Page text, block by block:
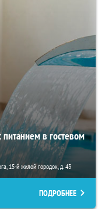
в гостевом
15-й жилой городок, д. 43
ПОДРОБНЕЕ